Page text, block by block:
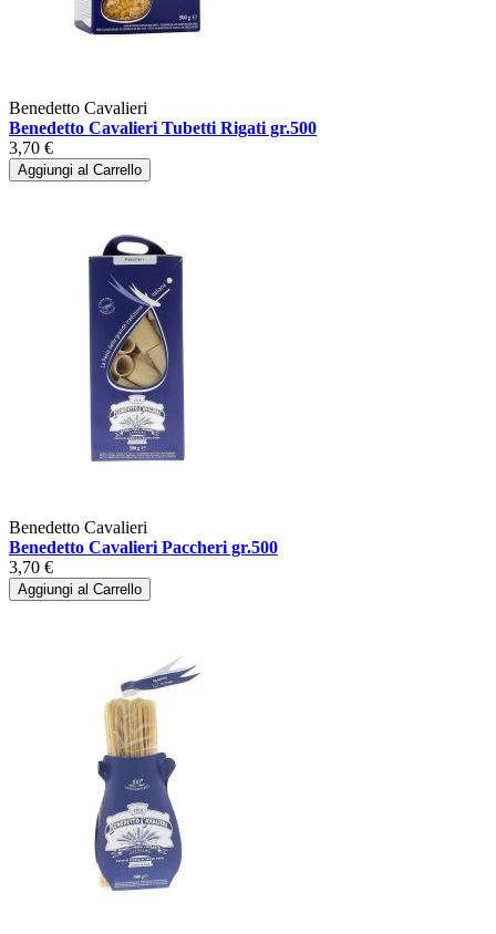
Benedetto Cavalieri
Benedetto Cavalieri Tubetti Rigati gr.500
3,70 €
Aggiungi al Carrello
Benedetto Cavalieri
Benedetto Cavalieri Paccheri gr.500
3,70 €
Aggiungi al Carrello